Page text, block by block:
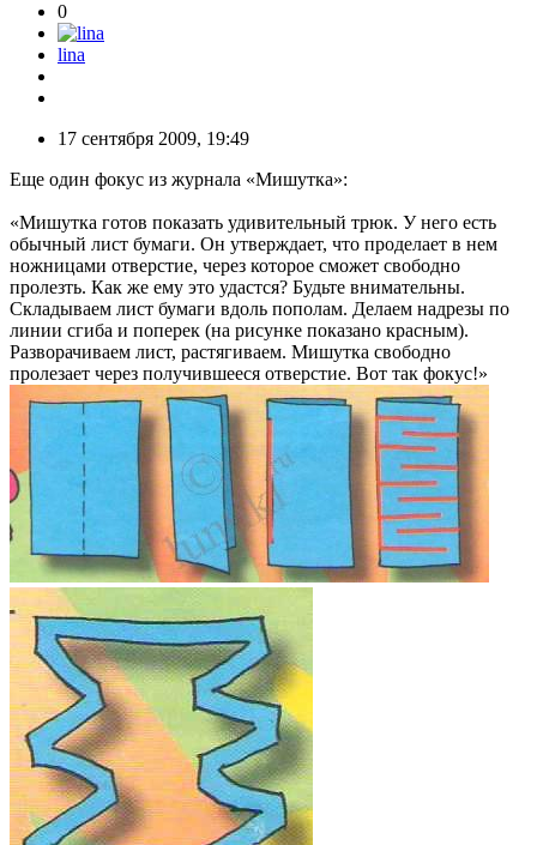
0
lina
17 сентября 2009, 19:49
Еще один фокус из журнала «Мишутка»:
«Мишутка готов показать удивительный трюк. У него есть
обычный лист бумаги. Он утверждает, что проделает в нем
ножницами отверстие, через которое сможет свободно
пролезть. Как же ему это удастся? Будьте внимательны.
Складываем лист бумаги вдоль пополам. Делаем надрезы по
линии сгиба и поперек (на рисунке показано красным).
Разворачиваем лист, растягиваем. Мишутка свободно
пролезает через получившееся отверстие. Вот так фокус!»